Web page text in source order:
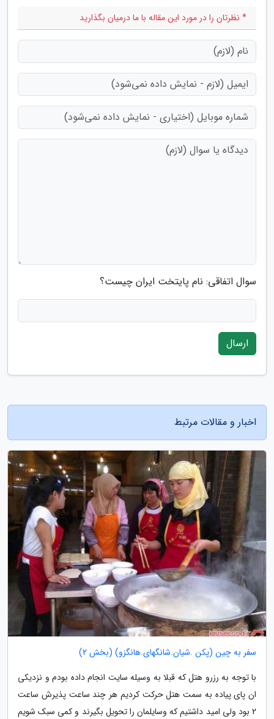
* نظرتان را در مورد این مقاله با ما درمیان بگذارید
سوال اتفاقی: نام پایتخت ایران چیست؟
ارسال
اخبار و مقالات مرتبط
سفر به چین (پکن .شیان.شانگهای.هانگزو) (بخش 2)
با توجه به رزرو هتل که قبلا به وسیله سایت انجام داده بودم و نزدیکی
ان پای پیاده به سمت هتل حرکت کردیم هر چند ساعت پذیرش ساعت
2 بود ولی امید داشتیم که وسایلمان را تحویل بگیرند و کمی سبک شویم